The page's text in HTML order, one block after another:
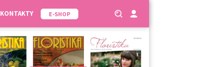
KONTAKTY E-SHOP